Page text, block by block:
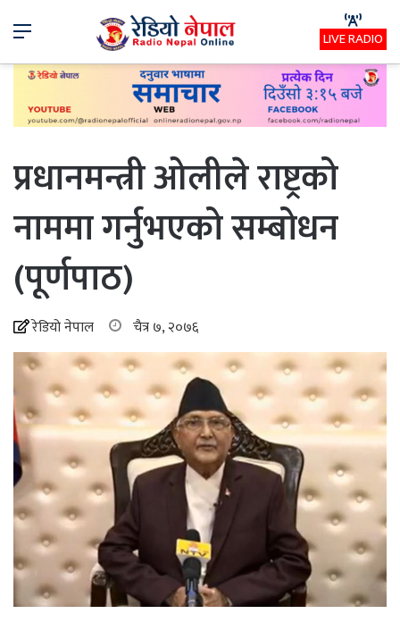
Menu LIVE RADIO
प्रधानमन्त्री ओलीले राष्ट्रको
नाममा गर्नुभएको सम्बोधन
(पूर्णपाठ)
रेडियो नेपाल चैत्र ७, २०७६